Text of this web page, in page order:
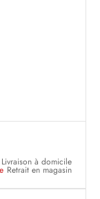
Livraison à domicile
Retrait en magasin